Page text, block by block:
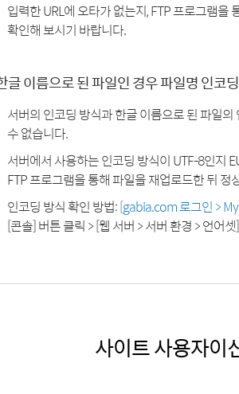
입력한 URL에 오타가 없는지, FTP 프로그램
확인해 보시기 바랍니다.
글 이름으로 된 파일인 경우 파일명 인코
서버의 인코딩 방식과 한글 이름으로 된 파일
수 없습니다.
서버에서 사용하는 인코딩 방식이 UTF-8인지
FTP 프로그램을 통해 파일을 재업로드한 뒤
인코딩 방식 확인 방법:[gabia.com 로그인 >
[콘솔] 버튼 클릭 > [웹 서버 > 서버 환경 > 언어
사이트 사용자이